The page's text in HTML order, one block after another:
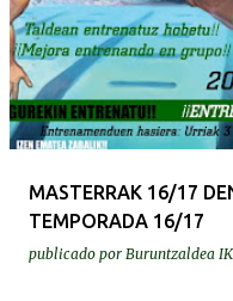
MASTERRAK 16/17
TEMPORADA 16/17
publicado por Buruntzaldea